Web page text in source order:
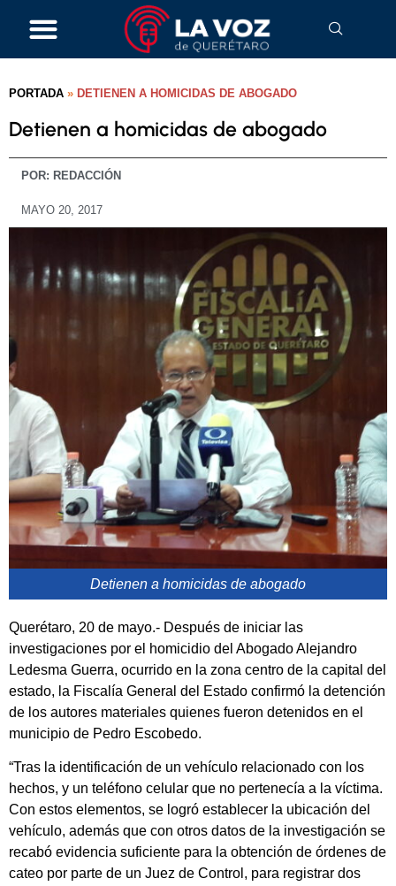
PORTADA » DETIENEN A HOMICIDAS DE ABOGADO
Detienen a homicidas de abogado
POR: REDACCIÓN
MAYO 20, 2017
Detienen a homicidas de abogado
Querétaro, 20 de mayo.- Después de iniciar las
investigaciones por el homicidio del Abogado Alejandro
Ledesma Guerra, ocurrido en la zona centro de la capital del
estado, la Fiscalía General del Estado confirmó la detención
de los autores materiales quienes fueron detenidos en el
municipio de Pedro Escobedo.
“Tras la identificación de un vehículo relacionado con los
hechos, y un teléfono celular que no pertenecía a la víctima.
Con estos elementos, se logró establecer la ubicación del
vehículo, además que con otros datos de la investigación se
recabó evidencia suficiente para la obtención de órdenes de
cateo por parte de un Juez de Control, para registrar dos